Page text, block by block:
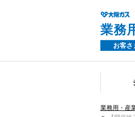
業務用・産